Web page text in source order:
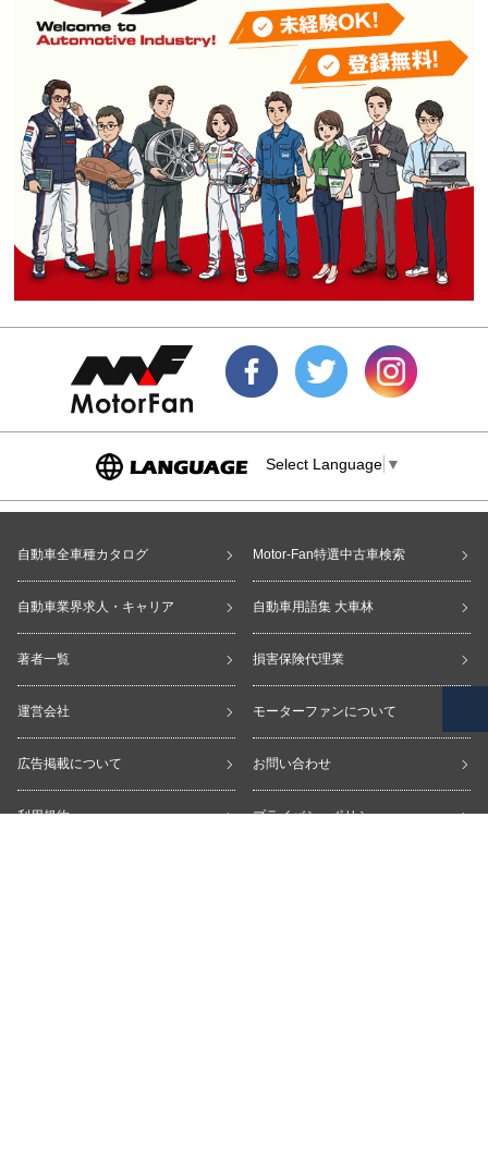
Select Language ▼
自動車全車種カタログ Motor-Fan特選中古車検索
自動車業界求人・キャリア 自動車用語集 大車林
著者一覧 損害保険代理業
運営会社 モーターファンについて
広告掲載について お問い合わせ
利用規約 プライバシーポリシー